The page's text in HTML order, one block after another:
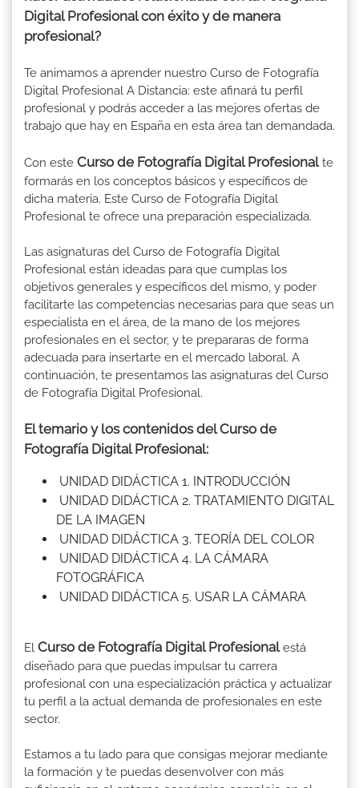
Digital Profesional con éxito y de manera
profesional?
Te animamos a aprender nuestro Curso de Fotografía
Digital Profesional A Distancia: este afinará tu perfil
profesional y podrás acceder a las mejores ofertas de
trabajo que hay en España en esta área tan demandada.
Con este Curso de Fotografía Digital Profesionalte
formarás en los conceptos básicos y específicos de
dicha materia. Este Curso de Fotografía Digital
Profesional te ofrece una preparación especializada.
Las asignaturas del Curso de Fotografía Digital
Profesional están ideadas para que cumplas los
objetivos generales y específicos del mismo, y poder
facilitarte las competencias necesarias para que seas un
especialista en el área, de la mano de los mejores
profesionales en el sector, y te prepararas de forma
adecuada para insertarte en el mercado laboral. A
continuación, te presentamos las asignaturas del Curso
de Fotografía Digital Profesional.
El temario y los contenidos del Curso de
Fotografía Digital Profesional:
UNIDAD DIDÁCTICA 1. INTRODUCCIÓN
UNIDAD DIDÁCTICA 2. TRATAMIENTO DIGITAL
DE LA IMAGEN
UNIDAD DIDÁCTICA 3. TEORÍA DEL COLOR
UNIDAD DIDÁCTICA 4. LA CÁMARA
FOTOGRÁFICA
UNIDAD DIDÁCTICA 5. USAR LA CÁMARA
El Curso de Fotografía Digital Profesionalestá
diseñado para que puedas impulsar tu carrera
profesional con una especialización práctica y actualizar
tu perfil a la actual demanda de profesionales en este
sector.
Estamos a tu lado para que consigas mejorar mediante
la formación y te puedas desenvolver con más